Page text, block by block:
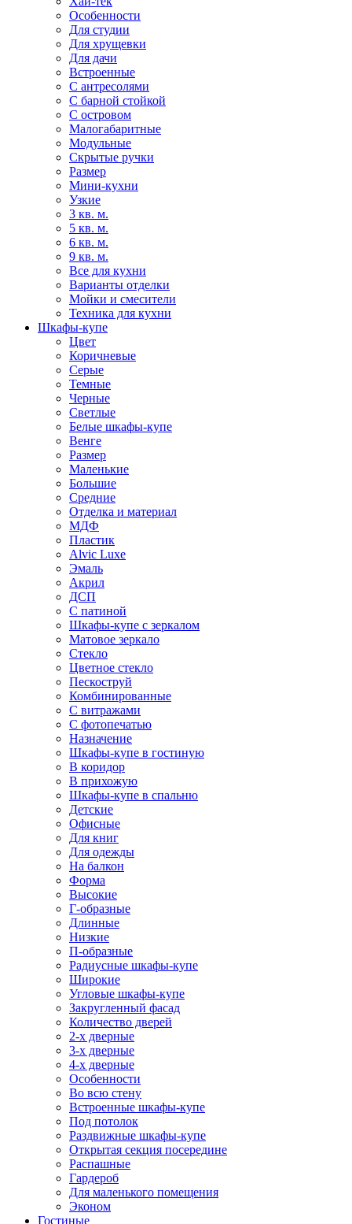
Особенности
Для студии
Для хрущевки
Для дачи
Встроенные
С антресолями
С барной стойкой
С островом
Малогабаритные
Модульные
Скрытые ручки
Размер
Мини-кухни
Узкие
3 кв. м.
5 кв. м.
6 кв. м.
9 кв. м.
Все для кухни
Варианты отделки
Мойки и смесители
Техника для кухни
Шкафы-купе
Цвет
Коричневые
Серые
Темные
Черные
Светлые
Белые шкафы-купе
Венге
Размер
Маленькие
Большие
Средние
Отделка и материал
МДФ
Пластик
Alvic Luxe
Эмаль
Акрил
ДСП
С патиной
Шкафы-купе с зеркалом
Матовое зеркало
Стекло
Цветное стекло
Пескоструй
Комбинированные
С витражами
С фотопечатью
Назначение
Шкафы-купе в гостиную
В коридор
В прихожую
Шкафы-купе в спальню
Детские
Офисные
Для книг
Для одежды
На балкон
Форма
Высокие
Г-образные
Длинные
Низкие
П-образные
Радиусные шкафы-купе
Широкие
Угловые шкафы-купе
Закругленный фасад
Количество дверей
2-х дверные
3-х дверные
4-х дверные
Особенности
Во всю стену
Встроенные шкафы-купе
Под потолок
Раздвижные шкафы-купе
Открытая секция посередине
Распашные
Гардероб
Для маленького помещения
Эконом
Гостиные